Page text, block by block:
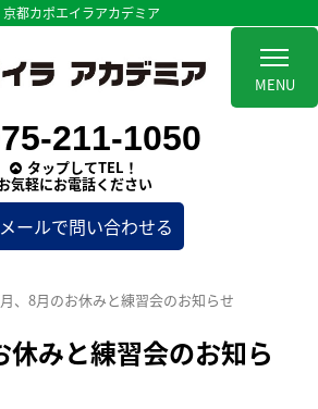
MENU
都カポエイラアカデミア
211-1050
タップしてTEL！
気軽にお電話ください
メールで問い合わせる
、8月のお休みと練習会のお知らせ
休みと練習会のお知ら